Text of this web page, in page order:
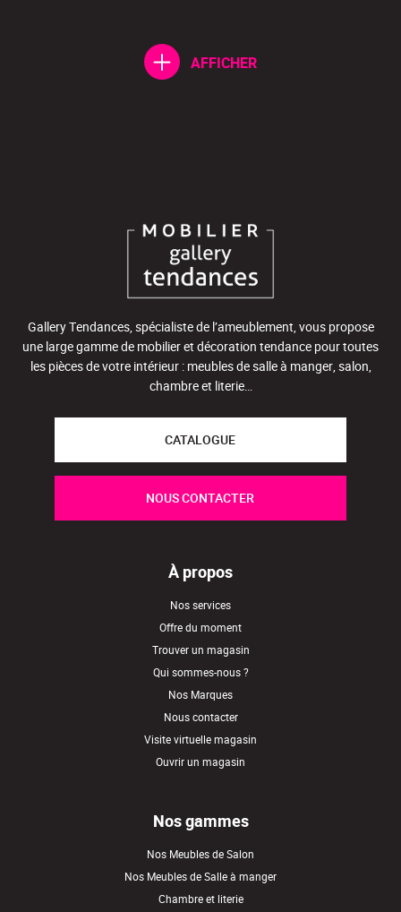
AFFICHER
Gallery Tendances, spécialiste de l’ameublement, vous propose
une large gamme de mobilier et décoration tendance pour toutes
les pièces de votre intérieur : meubles de salle à manger, salon,
chambre et literie…
CATALOGUE
NOUS CONTACTER
À propos
Nos services
Offre du moment
Trouver un magasin
Qui sommes-nous ?
Nos Marques
Nous contacter
Visite virtuelle magasin
Ouvrir un magasin
Nos gammes
Nos Meubles de Salon
Nos Meubles de Salle à manger
Chambre et literie